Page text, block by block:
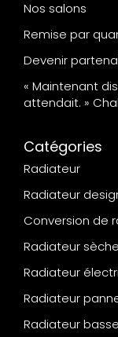
Nos salons
Remise par
Devenir
« Maintenant
attendait. »
Catégories
Radiateur
Radiateur
Conversion de
Radiateur
Radiateur
Radiateur
Radiateur